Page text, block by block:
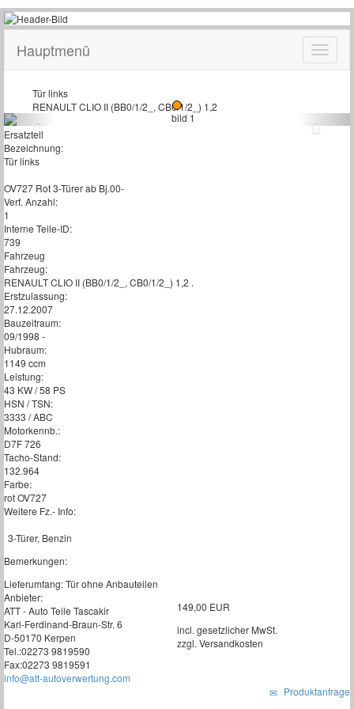
Hauptmenü
Tür links
RENAULT CLIO II (BB0/1/2_, CB0/1/2_) 1,2
Ersatzteil
Bezeichnung:
Tür links
OV727 Rot 3-Türer ab Bj.00-
Verf. Anzahl:
1
Interne Teile-ID:
739
Fahrzeug
Fahrzeug:
RENAULT CLIO II (BB0/1/2_, CB0/1/2_) 1,2 .
Erstzulassung:
27.12.2007
Bauzeitraum:
09/1998 -
Hubraum:
1149 ccm
Leistung:
43 KW / 58 PS
HSN / TSN:
3333 / ABC
Motorkennb.:
D7F 726
Tacho-Stand:
132.964
Farbe:
rot OV727
Weitere Fz.- Info:
3-Türer, Benzin
Bemerkungen:
Lieferumfang: Tür ohne Anbauteilen
Anbieter:
ATT - Auto Teile Tascakir
Karl-Ferdinand-Braun-Str. 6
D-50170 Kerpen
Tel.:02273 9819590
Fax:02273 9819591
info@att-autoverwertung.com
149,00 EUR
incl. gesetzlicher MwSt.
zzgl. Versandkosten
Produktanfrage